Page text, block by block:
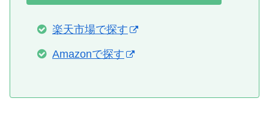
楽天市場で探す
Amazonで探す